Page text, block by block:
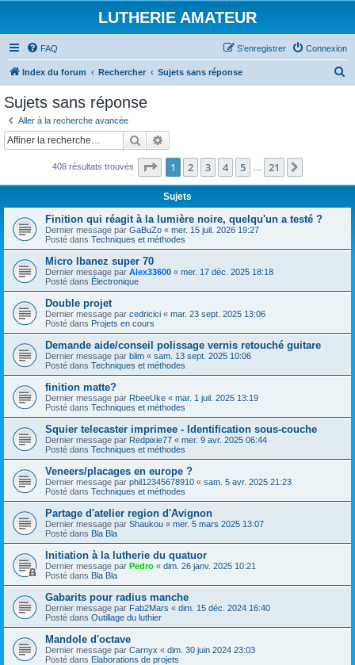
LUTHERIE AMATEUR
FAQ Connexion
S’enregistrer
Index du forum Rechercher Sujets sans réponse
c
Sujets sans réponse
Aller à la recherche avancée
Rechercher
408 résultats trouvés Page 1sur21
1 2 3 4 5 21
Sujets
Finition qui réagit à la lumière noire, quelqu'un a testé ?
Dernier message par GaBuZo « mer. 15 juil. 2026 19:27
Posté dans Techniques et méthodes
Micro Ibanez super 70
Dernier message par Alex33600 « mer. 17 déc. 2025 18:18
Posté dans Électronique
Double projet
Dernier message par cedricici « mar. 23 sept. 2025 13:06
Posté dans Projets en cours
Demande aide/conseil polissage vernis retouché guitare
Dernier message par blim « sam. 13 sept. 2025 10:06
Posté dans Techniques et méthodes
finition matte?
Dernier message par RbeeUke « mar. 1 juil. 2025 13:19
Posté dans Techniques et méthodes
Squier telecaster imprimee - Identification sous-couche
Dernier message par Redpixie77 « mer. 9 avr. 2025 06:44
Posté dans Techniques et méthodes
Veneers/placages en europe ?
Dernier message par phil12345678910 « sam. 5 avr. 2025 21:23
Posté dans Techniques et méthodes
Partage d'atelier region d'Avignon
Dernier message par Shaukou « mer. 5 mars 2025 13:07
Posté dans Bla Bla
Initiation à la lutherie du quatuor
Dernier message par Pedro « dim. 26 janv. 2025 10:21
Posté dans Bla Bla
Gabarits pour radius manche
Dernier message par Fab2Mars « dim. 15 déc. 2024 16:40
Posté dans Outillage du luthier
Mandole d'octave
Dernier message par Carnyx « dim. 30 juin 2024 23:03
Posté dans Elaborations de projets